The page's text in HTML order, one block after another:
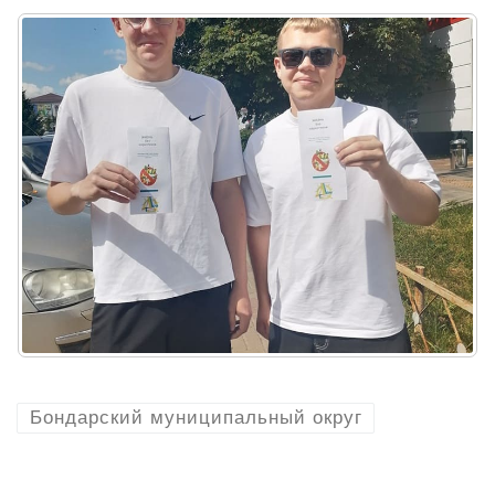
Бондарский муниципальный округ